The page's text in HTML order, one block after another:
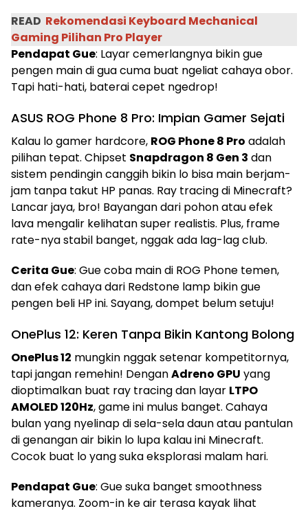
READ Rekomendasi Keyboard Mechanical
Gaming Pilihan Pro Player
Pendapat Gue: Layar cemerlangnya bikin gue
pengen main di gua cuma buat ngeliat cahaya obor.
Tapi hati-hati, baterai cepet ngedrop!
ASUS ROG Phone 8 Pro: Impian Gamer Sejati
Kalau lo gamer hardcore, ROG Phone 8 Pro adalah
pilihan tepat. Chipset Snapdragon 8 Gen 3 dan
sistem pendingin canggih bikin lo bisa main berjam-
jam tanpa takut HP panas. Ray tracing di Minecraft?
Lancar jaya, bro! Bayangan dari pohon atau efek
lava mengalir kelihatan super realistis. Plus, frame
rate-nya stabil banget, nggak ada lag-lag club.
Cerita Gue: Gue coba main di ROG Phone temen,
dan efek cahaya dari Redstone lamp bikin gue
pengen beli HP ini. Sayang, dompet belum setuju!
OnePlus 12: Keren Tanpa Bikin Kantong Bolong
OnePlus 12 mungkin nggak setenar kompetitornya,
tapi jangan remehin! DenganAdreno GPU yang
dioptimalkan buat ray tracing dan layar LTPO
AMOLED 120Hz, game ini mulus banget. Cahaya
bulan yang nyelinap di sela-sela daun atau pantulan
di genangan air bikin lo lupa kalau ini Minecraft.
Cocok buat lo yang suka eksplorasi malam hari.
Pendapat Gue: Gue suka banget smoothness
kameranya. Zoom-in ke air terasa kayak lihat